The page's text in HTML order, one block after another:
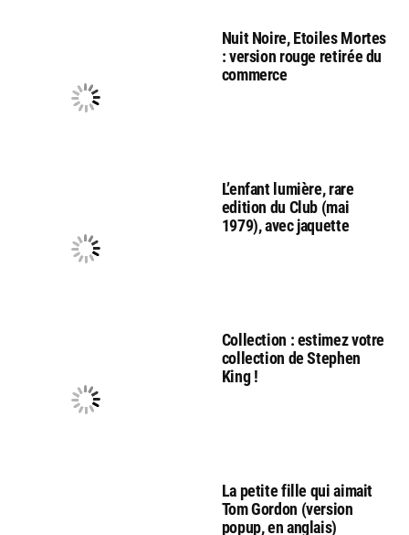
Nuit Noire, Etoiles Mortes
: version rouge retirée du
commerce
L’enfant lumière, rare
edition du Club (mai
1979), avec jaquette
Collection : estimez votre
collection de Stephen
King !
La petite fille qui aimait
Tom Gordon (version
popup, en anglais)